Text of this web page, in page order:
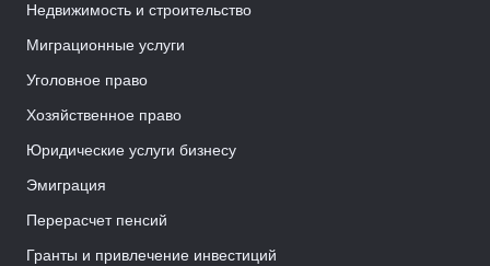
Недвижимость и строительство
Миграционные услуги
Уголовное право
Хозяйственное право
Юридические услуги бизнесу
Эмиграция
Перерасчет пенсий
Гранты и привлечение инвестиций